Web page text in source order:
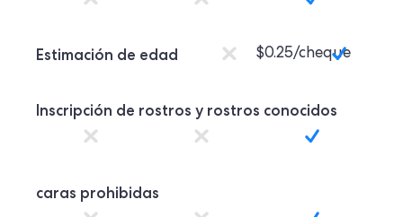
Estimación de edad $0.25/cheque
Inscripción de rostros y rostros conocidos
caras prohibidas